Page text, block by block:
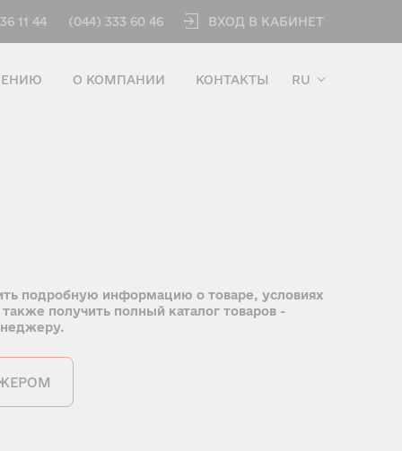
11 44 (044) 333 60 46 ВХОД В КАБИНЕТ
О КОМПАНИИ КОНТАКТЫ RU
подробную информацию о товаре, условиях
получить полный каталог товаров -